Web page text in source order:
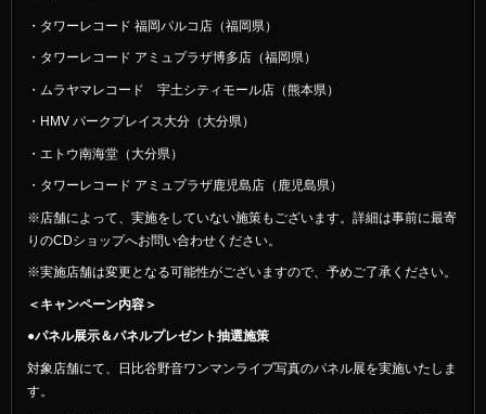
・タワーレコード 福岡パルコ店（福岡県）
・タワーレコード アミュプラザ博多店（福岡県）
・ムラヤマレコード 宇土シティモール店（熊本県）
・HMV パークプレイス大分（大分県）
・エトウ南海堂（大分県）
・タワーレコード アミュプラザ鹿児島店（鹿児島県）
※店舗によって、実施をしていない施策もございます。詳細は事前に最寄
りのCDショップへお問い合わせください。
※実施店舗は変更となる可能性がございますので、予めご了承ください。
＜キャンペーン内容＞
●パネル展示＆パネルプレゼント抽選施策
対象店舗にて、日比谷野音ワンマンライブ写真のパネル展を実施いたしま
す。